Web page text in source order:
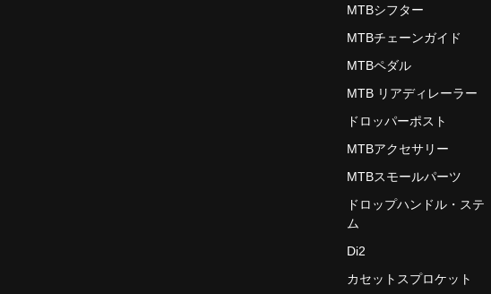
MTBシフター
MTBチェーンガイド
MTBペダル
MTB リアディレーラー
ドロッパーポスト
MTBアクセサリー
MTBスモールパーツ
ドロップハンドル・ステ
ム
Di2
カセットスプロケット